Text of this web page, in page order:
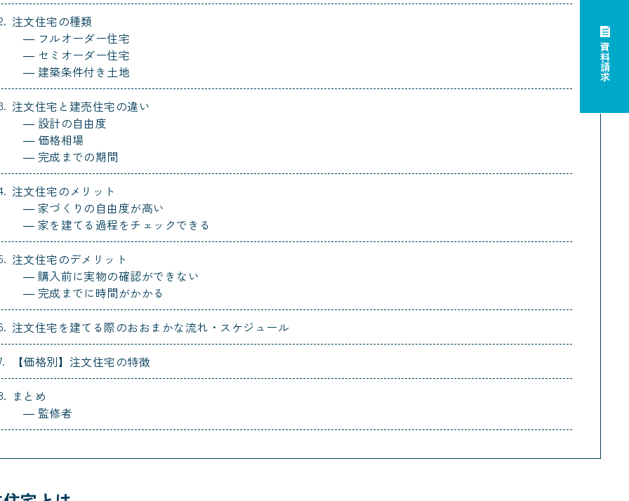
注文住宅の種類
フルオーダー住宅
セミオーダー住宅
建築条件付き土地
注文住宅と建売住宅の違い
設計の自由度
価格相場
完成までの期間
注文住宅のメリット
家づくりの自由度が高い
家を建てる過程をチェックできる
注文住宅のデメリット
購入前に実物の確認ができない
完成までに時間がかかる
注文住宅を建てる際のおおまかな流れ・スケジュール
【価格別】注文住宅の特徴
まとめ
監修者
資料請求